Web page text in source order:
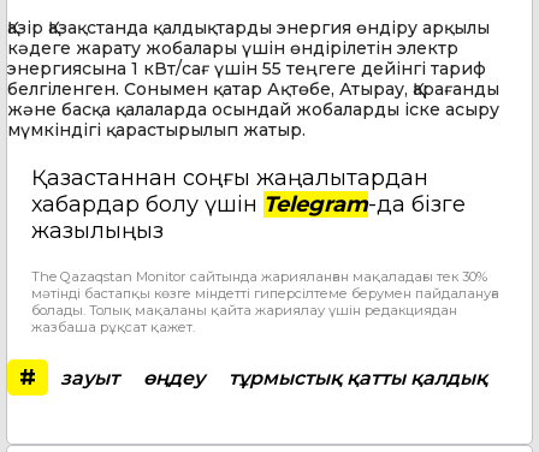
Қазір Қазақстанда қалдықтарды энергия өндіру арқылы
кәдеге жарату жобалары үшін өндірілетін электр
энергиясына 1 кВт/сағ үшін 55 теңгеге дейінгі тариф
белгіленген. Сонымен қатар Ақтөбе, Атырау, Қарағанды
және басқа қалаларда осындай жобаларды іске асыру
мүмкіндігі қарастырылып жатыр.
Қазақстаннан соңғы жаңалықтардан
хабардар болу үшін Telegram-да бізге
жазылыңыз
The Qazaqstan Monitor сайтында жарияланған мақаладағы тек 30%
мәтінді бастапқы көзге міндетті гиперсілтеме берумен пайдалануға
болады. Толық мақаланы қайта жариялау үшін редакциядан
жазбаша рұқсат қажет.
# зауыт өңдеу тұрмыстық қатты қалдық